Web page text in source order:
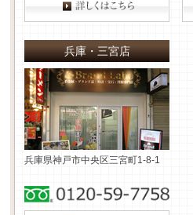
兵庫・三宮店
兵庫県神戸市中央区三宮町1-8-1